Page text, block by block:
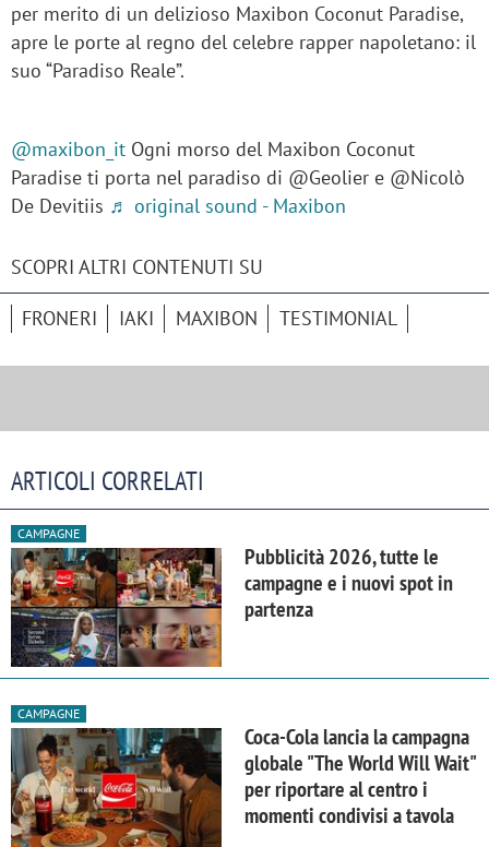
per merito di un delizioso Maxibon Coconut Paradise,
apre le porte al regno del celebre rapper napoletano: il
suo “Paradiso Reale”.
@maxibon_it Ogni morso del Maxibon Coconut
Paradise ti porta nel paradiso di @Geolier e @Nicolò
De Devitiis ♬ original sound - Maxibon
SCOPRI ALTRI CONTENUTI SU
FRONERI IAKI MAXIBON TESTIMONIAL
ARTICOLI CORRELATI
CAMPAGNE
Pubblicità 2026, tutte le
campagne e i nuovi spot in
partenza
CAMPAGNE
Coca-Cola lancia la campagna
globale "The World Will Wait"
per riportare al centro i
momenti condivisi a tavola